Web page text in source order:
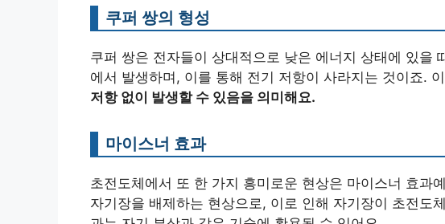
쿠퍼 쌍의 형성
쿠퍼 쌍은 전자들이 상대적으로 낮은 에너지 상태에 있을
에서 발생하며, 이를 통해 전기 저항이 사라지는 것이죠.
저항 없이 발생할 수 있음을 의미해요.
마이스너 효과
초전도체에서 또 한 가지 흥미로운 현상은 마이스너 효과
자기장을 배제하는 현상으로, 이로 인해 자기장이 초전도